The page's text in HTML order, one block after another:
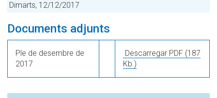
Dimarts, 12/12/2017
Documents adjunts
Ple de desembre de
2017
Descarregar PDF (187
Kb.)